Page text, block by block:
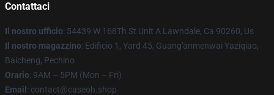
Contattaci
Il nostro ufficio: 54439 W 168Th St Unit A Lawndale, Ca 90260, Us
Il nostro magazzino: Edificio 1, Yard 45, Guang'anmenwai Yaziqiao,
Baicheng, Pechino
Orario: 9AM – 5PM (Mon – Fri)
Email : contact@caseoh.shop